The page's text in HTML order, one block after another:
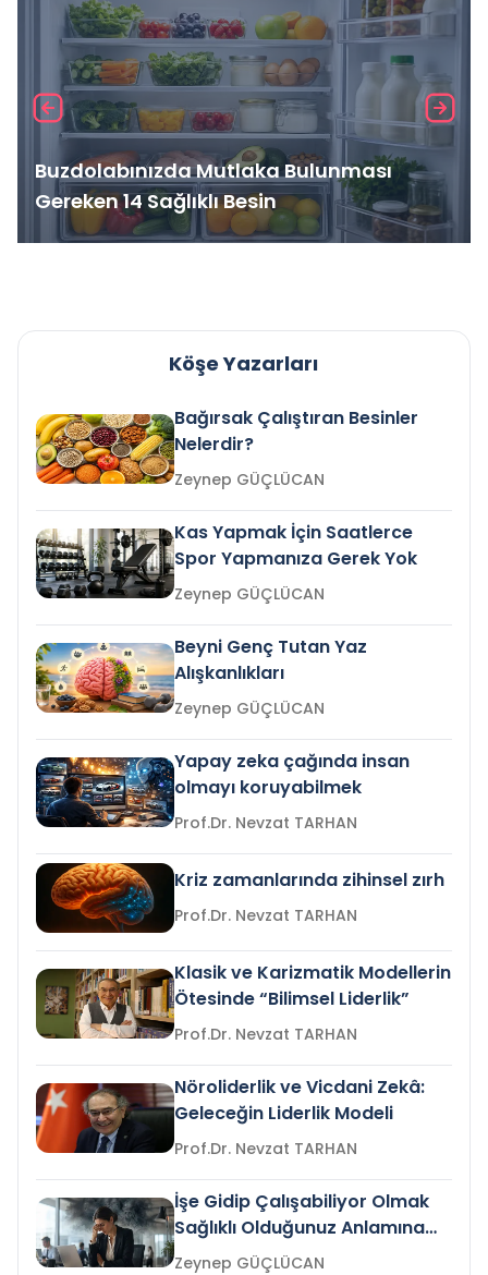
Buzdolabınızda Mutlaka Bulunması
Gereken 14 Sağlıklı Besin
Köşe Yazarları
Bağırsak Çalıştıran Besinler
Nelerdir?
Zeynep GÜÇLÜCAN
Kas Yapmak İçin Saatlerce
Spor Yapmanıza Gerek Yok
Zeynep GÜÇLÜCAN
Beyni Genç Tutan Yaz
Alışkanlıkları
Zeynep GÜÇLÜCAN
Yapay zeka çağında insan
olmayı koruyabilmek
Prof.Dr. Nevzat TARHAN
Kriz zamanlarında zihinsel zırh
Prof.Dr. Nevzat TARHAN
Klasik ve Karizmatik Modellerin
Ötesinde “Bilimsel Liderlik”
Prof.Dr. Nevzat TARHAN
Nöroliderlik ve Vicdani Zekâ:
Geleceğin Liderlik Modeli
Prof.Dr. Nevzat TARHAN
İşe Gidip Çalışabiliyor Olmak
Sağlıklı Olduğunuz Anlamına
Gelir mi?Zeynep GÜÇLÜCAN